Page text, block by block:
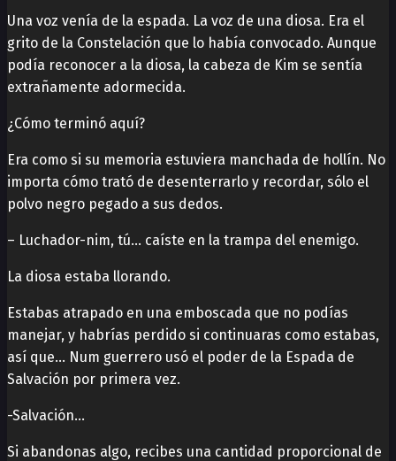
Una voz venía de la espada. La voz de una diosa. Era el
grito de la Constelación que lo había convocado. Aunque
podía reconocer a la diosa, la cabeza de Kim se sentía
extrañamente adormecida.
¿Cómo terminó aquí?
Era como si su memoria estuviera manchada de hollín. No
importa cómo trató de desenterrarlo y recordar, sólo el
polvo negro pegado a sus dedos.
– Luchador-nim, tú… caíste en la trampa del enemigo.
La diosa estaba llorando.
Estabas atrapado en una emboscada que no podías
manejar, y habrías perdido si continuaras como estabas,
así que… Num guerrero usó el poder de la Espada de
Salvación por primera vez.
-Salvación…
Si abandonas algo, recibes una cantidad proporcional de